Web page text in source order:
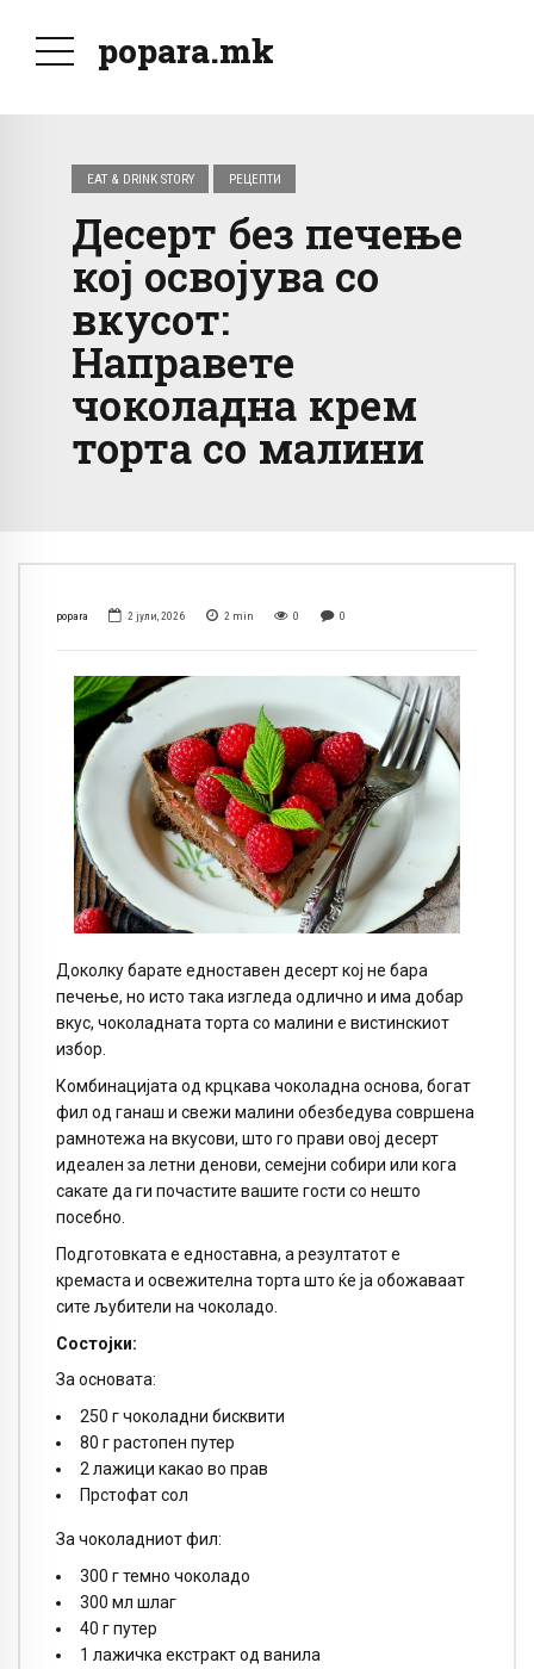
popara.mk
EAT & DRINK STORY РЕЦЕПТИ
Десерт без печење
кој освојува со
вкусот:
Направете
чоколадна крем
торта со малини
popara 2 јули, 2026 2 min 0 0
Доколку барате едноставен десерт кој не бара
печење, но исто така изгледа одлично и има добар
вкус, чоколадната торта со малини е вистинскиот
избор.
Комбинацијата од крцкава чоколадна основа, богат
фил од ганаш и свежи малини обезбедува совршена
рамнотежа на вкусови, што го прави овој десерт
идеален за летни денови, семејни собири или кога
сакате да ги почастите вашите гости со нешто
посебно.
Подготовката е едноставна, а резултатот е
кремаста и освежителна торта што ќе ја обожаваат
сите љубители на чоколадо.
Состојки:
За основата:
250 г чоколадни бисквити
80 г растопен путер
2 лажици какао во прав
Прстофат сол
За чоколадниот фил:
300 г темно чоколадо
300 мл шлаг
40 г путер
1 лажичка екстракт од ванила